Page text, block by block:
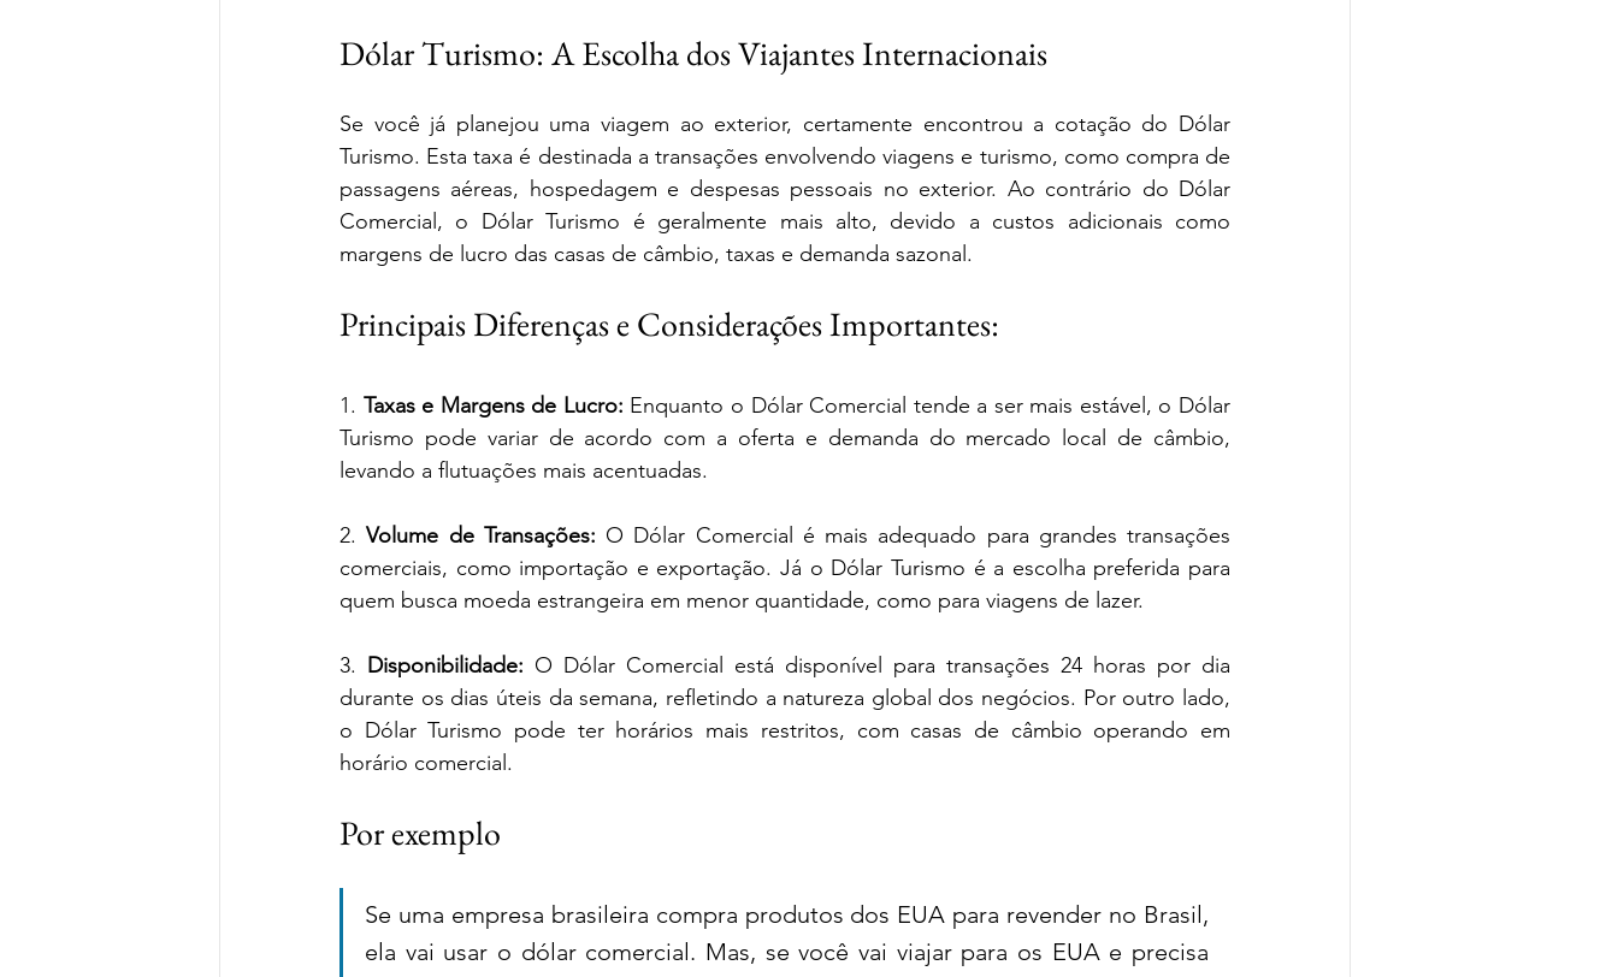
Dólar Turismo: A Escolha dos Viajantes Internacionais
Se você já planejou uma viagem ao exterior, certamente encontrou a cotação do Dólar
Turismo. Esta taxa é destinada a transações envolvendo viagens e turismo, como compra de
passagens aéreas, hospedagem e despesas pessoais no exterior. Ao contrário do Dólar
Comercial, o Dólar Turismo é geralmente mais alto, devido a custos adicionais como
margens de lucro das casas de câmbio, taxas e demanda sazonal.
Principais Diferenças e Considerações Importantes:
1. Taxas e Margens de Lucro: Enquanto o Dólar Comercial tende a ser mais estável, o Dólar
Turismo pode variar de acordo com a oferta e demanda do mercado local de câmbio,
levando a flutuações mais acentuadas.
2. Volume de Transações: O Dólar Comercial é mais adequado para grandes transações
comerciais, como importação e exportação. Já o Dólar Turismo é a escolha preferida para
quem busca moeda estrangeira em menor quantidade, como para viagens de lazer.
3. Disponibilidade: O Dólar Comercial está disponível para transações 24 horas por dia
durante os dias úteis da semana, refletindo a natureza global dos negócios. Por outro lado,
o Dólar Turismo pode ter horários mais restritos, com casas de câmbio operando em
horário comercial.
Por exemplo
Se uma empresa brasileira compra produtos dos EUA para revender no Brasil,
ela vai usar o dólar comercial. Mas, se você vai viajar para os EUA e precisa